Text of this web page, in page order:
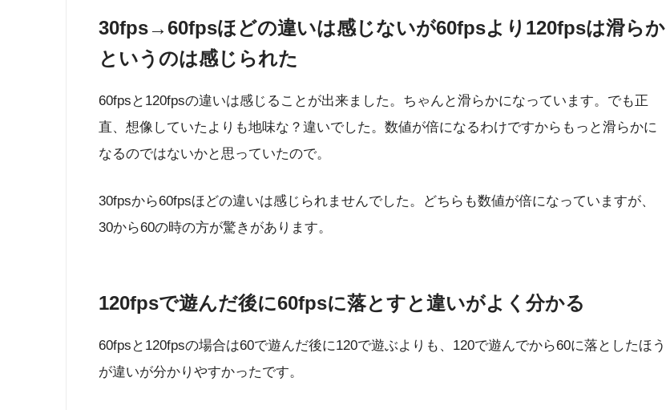
30fps→60fpsほどの違いは感じないが60fpsより120fpsは滑らか
というのは感じられた
60fpsと120fpsの違いは感じることが出来ました。ちゃんと滑らかになっています。でも正
直、想像していたよりも地味な？違いでした。数値が倍になるわけですからもっと滑らかに
なるのではないかと思っていたので。
30fpsから60fpsほどの違いは感じられませんでした。どちらも数値が倍になっていますが、
30から60の時の方が驚きがあります。
120fpsで遊んだ後に60fpsに落とすと違いがよく分かる
60fpsと120fpsの場合は60で遊んだ後に120で遊ぶよりも、120で遊んでから60に落としたほう
が違いが分かりやすかったです。